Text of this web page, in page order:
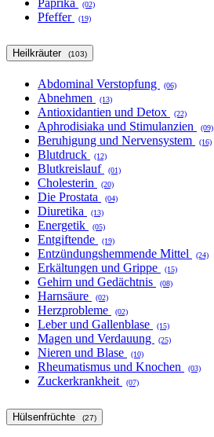
Paprika (02)
Pfeffer (19)
Heilkräuter (103)
Abdominal Verstopfung (06)
Abnehmen (13)
Antioxidantien und Detox (22)
Aphrodisiaka und Stimulanzien (09)
Beruhigung und Nervensystem (16)
Blutdruck (12)
Blutkreislauf (01)
Cholesterin (20)
Die Prostata (04)
Diuretika (13)
Energetik (05)
Entgiftende (19)
Entzündungshemmende Mittel (24)
Erkältungen und Grippe (15)
Gehirn und Gedächtnis (08)
Harnsäure (02)
Herzprobleme (02)
Leber und Gallenblase (15)
Magen und Verdauung (25)
Nieren und Blase (10)
Rheumatismus und Knochen (03)
Zuckerkrankheit (07)
Hülsenfrüchte (27)